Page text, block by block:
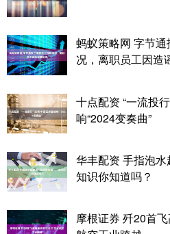
蚂蚁策略网 字节
况，离职员工因造
十点配资 “一流投
响“2024变奏曲”
华丰配资 手指泡水
知识你知道吗？
摩根证券 歼20首